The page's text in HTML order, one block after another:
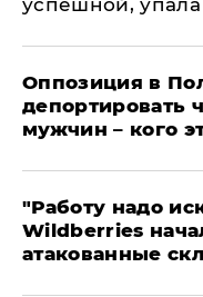
успешной,
Оппозиция в
депортировать
мужчин – кого
"Работу надо
Wildberries
атакованные